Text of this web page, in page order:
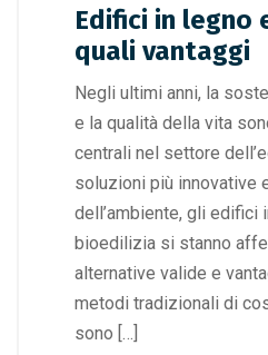
Edifici in legno
quali vantaggi
Negli ultimi anni, la
e la qualità della vita
centrali nel settore
soluzioni più innovative
dell’ambiente, gli edifici
bioedilizia si stanno
alternative valide e
metodi tradizionali di
sono […]